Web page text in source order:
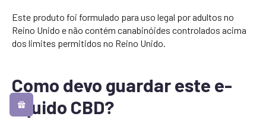
Este produto foi formulado para uso legal por adultos no
Reino Unido e não contém canabinóides controlados acima
dos limites permitidos no Reino Unido.
Como devo guardar este e-
líquido CBD?